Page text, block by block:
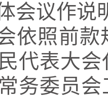
会议作说
依照前
代表大
务委员